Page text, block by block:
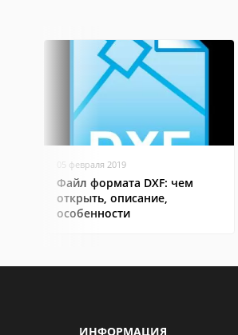
05 февраля 2019
Файл формата DXF: чем
открыть, описание,
особенности
ИНФОРМАЦИЯ